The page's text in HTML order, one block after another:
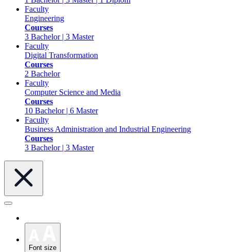
Faculty
Engineering
Courses
3 Bachelor | 3 Master
Faculty
Digital Transformation
Courses
2 Bachelor
Faculty
Computer Science and Media
Courses
10 Bachelor | 6 Master
Faculty
Business Administration and Industrial Engineering
Courses
3 Bachelor | 3 Master
Font size